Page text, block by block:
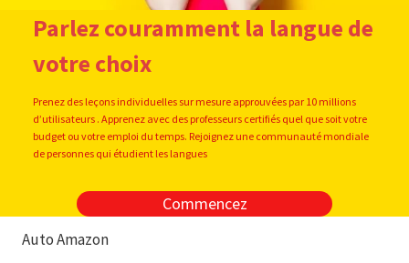
Parlez couramment la langue de
votre choix
Prenez des leçons individuelles sur mesure approuvées par 10 millions
d’utilisateurs . Apprenez avec des professeurs certifiés quel que soit votre
budget ou votre emploi du temps. Rejoignez une communauté mondiale
de personnes qui étudient les langues
Commencez
Auto Amazon